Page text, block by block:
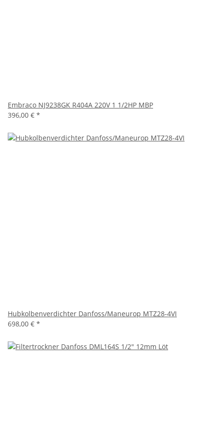
Embraco NJ9238GK R404A 220V 1 1/2HP MBP
396,00 € *
Hubkolbenverdichter Danfoss/Maneurop MTZ28-4VI
698,00 € *